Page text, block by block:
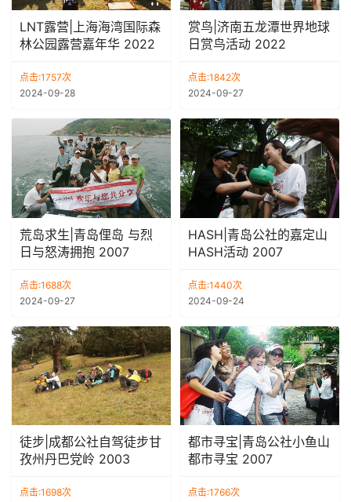
LNT露营|上海海湾国际森
林公园露营嘉年华 2022
点击:1757次
2024-09-28
赏鸟|济南五龙潭世界地球
日赏鸟活动 2022
点击:1842次
2024-09-27
荒岛求生|青岛俚岛 与烈
日与怒涛拥抱 2007
点击:1688次
2024-09-27
HASH|青岛公社的嘉定山
HASH活动 2007
点击:1440次
2024-09-24
徒步|成都公社自驾徒步甘
孜州丹巴党岭 2003
点击:1698次
都市寻宝|青岛公社小鱼山
都市寻宝 2007
点击:1766次